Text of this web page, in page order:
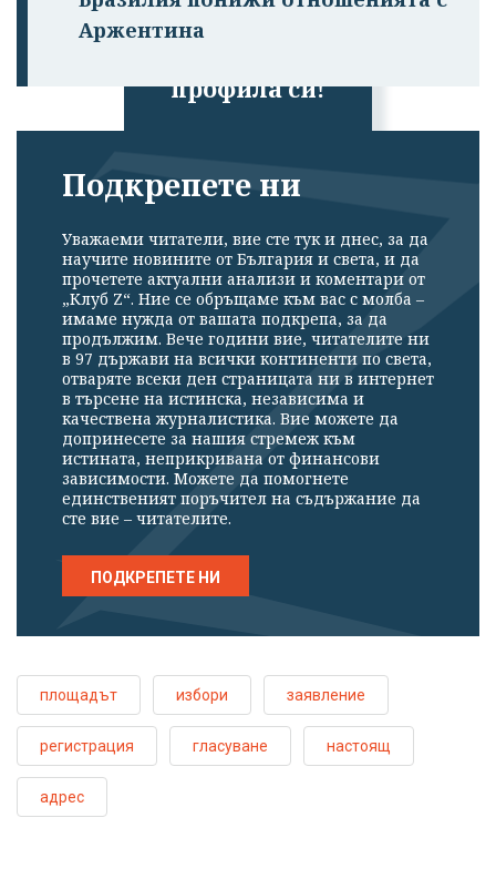
Успешно
профила си!
Аржентина
Подкрепете ни
Уважаеми читатели, вие сте тук и днес, за да
научите новините от България и света, и да
прочетете актуални анализи и коментари от
„Клуб Z“. Ние се обръщаме към вас с молба –
имаме нужда от вашата подкрепа, за да
продължим. Вече години вие, читателите ни
в 97 държави на всички континенти по света,
отваряте всеки ден страницата ни в интернет
в търсене на истинска, независима и
качествена журналистика. Вие можете да
допринесете за нашия стремеж към
истината, неприкривана от финансови
зависимости. Можете да помогнете
единственият поръчител на съдържание да
сте вие – читателите.
ПОДКРЕПЕТЕ НИ
площадът избори заявление
регистрация гласуване настоящ
адрес